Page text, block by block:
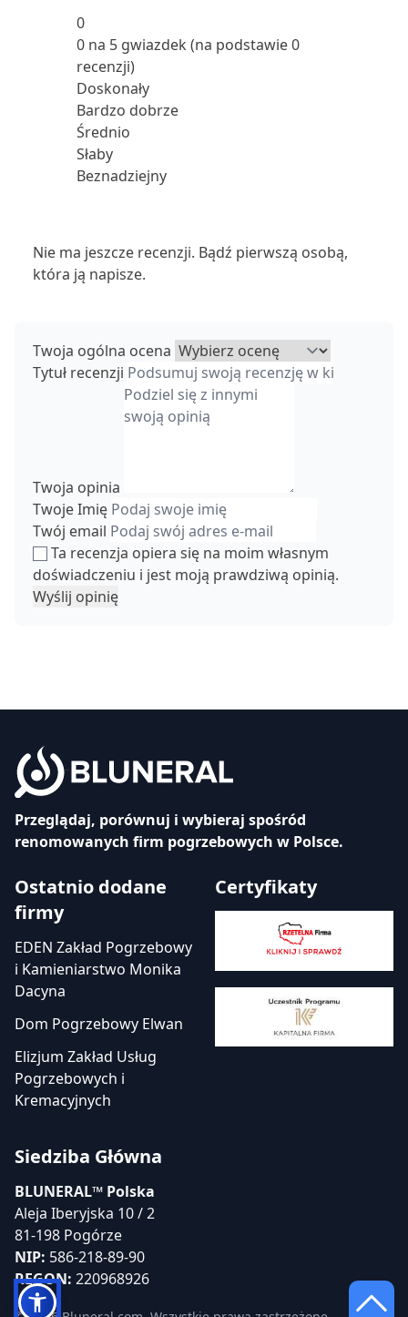
0
0 na 5 gwiazdek (na podstawie 0
recenzji)
Doskonały
Bardzo dobrze
Średnio
Słaby
Beznadziejny
Nie ma jeszcze recenzji. Bądź pierwszą osobą,
która ją napisze.
Twoja ogólna ocena
Tytuł recenzji
Twoja opinia
Twoje Imię
Twój email
Ta recenzja opiera się na moim własnym
doświadczeniu i jest moją prawdziwą opinią.
Wyślij opinię
Przeglądaj, porównuj i wybieraj spośród
renomowanych firm pogrzebowych w Polsce.
Ostatnio dodane
firmy
EDEN Zakład Pogrzebowy
i Kamieniarstwo Monika
Dacyna
Dom Pogrzebowy Elwan
Elizjum Zakład Usług
Pogrzebowych i
Kremacyjnych
Certyfikaty
Siedziba Główna
BLUNERAL™ Polska
Aleja Iberyjska 10 / 2
81-198 Pogórze
NIP: 586-218-89-90
REGON: 220968926